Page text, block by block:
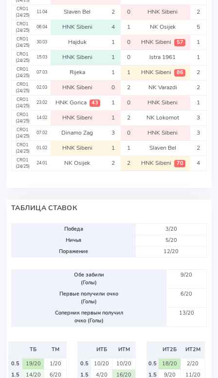
CRO1
(24/25)
11.04 Slaven Bel 2 0 HNK Sibeni 2
CRO1
(24/25)
06.04 HNK Sibeni 4 1 NK Osijek 5
CRO1
(24/25)
30.03 Hajduk 1 0 HNK Sibeni 57 1
CRO1
(24/25)
15.03 HNK Sibeni 1 0 Istra 1961 1
CRO1
(24/25)
07.03 Rijeka 1 1 HNK Sibeni 86 2
CRO1
(24/25)
02.03 HNK Sibeni 0 2 NK Varazdi 2
CRO1
(24/25)
23.02 HNK Gorica 43 1 0 HNK Sibeni 1
CRO1
(24/25)
14.02 HNK Sibeni 1 2 NK Lokomot 3
CRO1
(24/25)
07.02 Dinamo Zag 3 0 HNK Sibeni 3
CRO1
(24/25)
01.02 HNK Sibeni 1 1 Slaven Bel 2
CRO1
(24/25)
24.01 NK Osijek 2 2 HNK Sibeni 70 4
ТАБЛИЦА СТАВОК
Победа
3/20
Ничья
5/20
Поражение
12/20
Обе забили
(Голы)
9/20
Первые получили очко
(Голы)
6/20
Соперник первым получил
очко (Голы)
13/20
ТБ
ТМ
0.5
19/20
1/20
1.5
14/20
6/20
ИТБ
ИТМ
0.5
10/20
10/20
1.5
4/20
16/20
ИТ2Б
ИТ2М
0.5
18/20
2/20
1.5
9/20
11/20